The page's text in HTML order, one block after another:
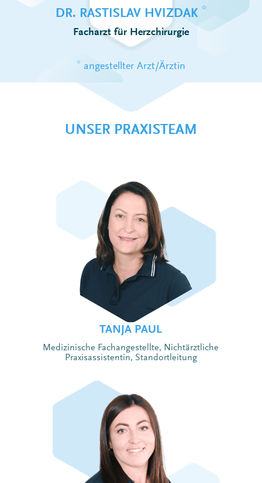
DR. RASTISLAV HVIZDAK *
Facharzt für Herzchirurgie
*angestellter Arzt/Ärztin
UNSER PRAXISTEAM
TANJA PAUL
Medizinische Fachangestellte, Nichtärztliche
Praxisassistentin, Standortleitung